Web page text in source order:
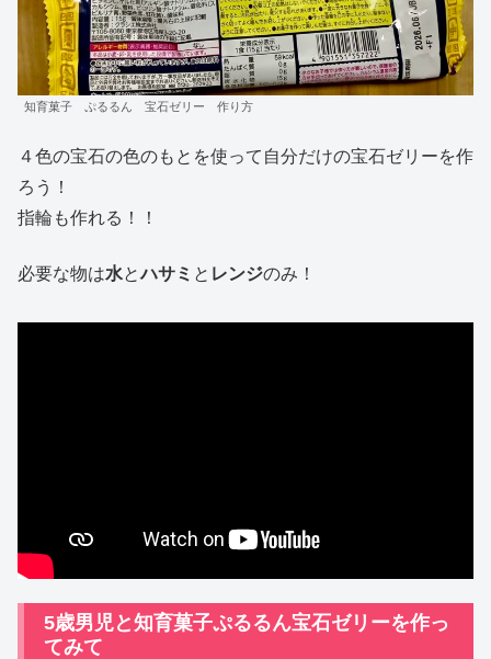
知育菓子 ぷるるん 宝石ゼリー 作り方
４色の宝石の色のもとを使って自分だけの宝石ゼリーを作
ろう！
指輪も作れる！！
必要な物は水とハサミ と レンジのみ！
5歳男児と知育菓子ぷるるん宝石ゼリーを作っ
てみて